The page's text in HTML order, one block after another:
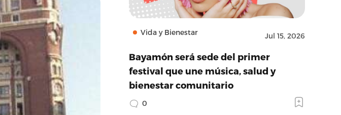
Vida y Bienestar Jul 15, 2026
Bayamón será sede del primer
festival que une música, salud y
bienestar comunitario
0